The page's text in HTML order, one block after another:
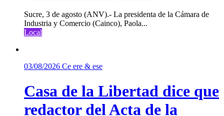
Sucre, 3 de agosto (ANV).- La presidenta de la Cámara de
Industria y Comercio (Cainco), Paola...
Local
03/08/2026 Ce ere & ese
Casa de la Libertad dice que
redactor del Acta de la